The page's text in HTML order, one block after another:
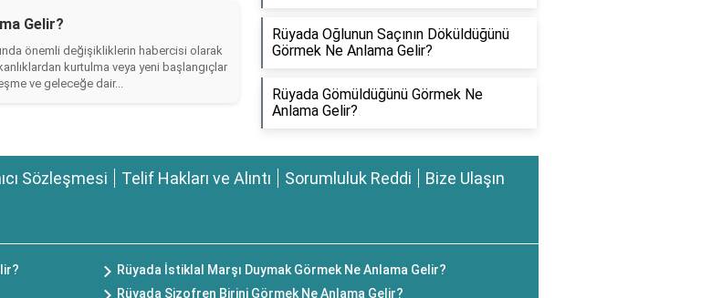
Gelir?
önemli değişikliklerin habercisi olarak
kurtulma veya yeni başlangıçlar
ve geleceğe dair...
Rüyada Oğlunun Saçının Döküldüğünü
Görmek Ne Anlama Gelir?
Rüyada Gömüldüğünü Görmek Ne
Anlama Gelir?
Sözleşmesi Telif Hakları ve Alıntı Sorumluluk Reddi Bize Ulaşın
Rüyada İstiklal Marşı Duymak Görmek Ne Anlama Gelir?
Rüyada Şizofren Birini Görmek Ne Anlama Gelir?